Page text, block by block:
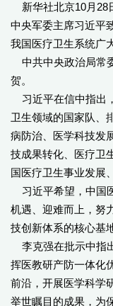
新华社北京10月28
中央军委主席习近平
我国医疗卫生系统广
中共中央政治局常
贺。
习近平在信中指出
卫生领域的国家队、
病防治、医学科技发
技成果转化、医疗卫
国医疗卫生事业发展
习近平希望，中国
机遇、迎难而上，努
技创新体系的核心基
李克强在批示中指
挥医教研产防一体化
前沿，开展医学科学
举世瞩目的成果，为